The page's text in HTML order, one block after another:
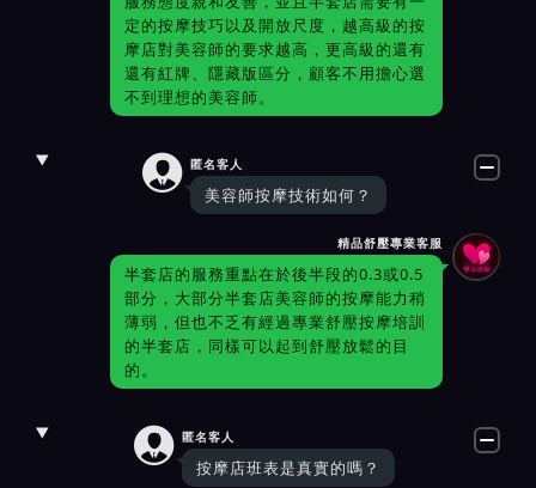
定的按摩技巧以及開放尺度，越高級的按
摩店對美容師的要求越高，更高級的還有
還有紅牌、隱藏版區分，顧客不用擔心選
不到理想的美容師。
 匿名客人
美容師按摩技術如何？
精品舒壓專業客服
半套店的服務重點在於後半段的0.3或0.5
部分，大部分半套店美容師的按摩能力稍
薄弱，但也不乏有經過專業舒壓按摩培訓
的半套店，同樣可以起到舒壓放鬆的目
的。
 匿名客人
按摩店班表是真實的嗎？